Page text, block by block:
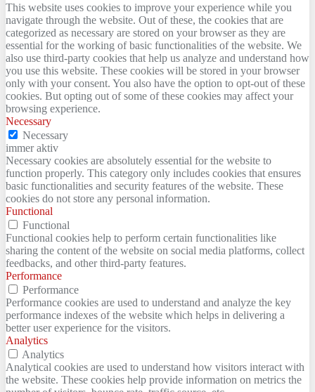
This website uses cookies to improve your experience while you
navigate through the website. Out of these, the cookies that are
categorized as necessary are stored on your browser as they are
essential for the working of basic functionalities of the website. We
also use third-party cookies that help us analyze and understand how
you use this website. These cookies will be stored in your browser
only with your consent. You also have the option to opt-out of these
cookies. But opting out of some of these cookies may affect your
browsing experience.
Necessary
Necessary
immer aktiv
Necessary cookies are absolutely essential for the website to
function properly. This category only includes cookies that ensures
basic functionalities and security features of the website. These
cookies do not store any personal information.
Functional
Functional
Functional cookies help to perform certain functionalities like
sharing the content of the website on social media platforms, collect
feedbacks, and other third-party features.
Performance
Performance
Performance cookies are used to understand and analyze the key
performance indexes of the website which helps in delivering a
better user experience for the visitors.
Analytics
Analytics
Analytical cookies are used to understand how visitors interact with
the website. These cookies help provide information on metrics the